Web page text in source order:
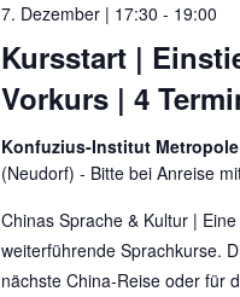
Kursstart |
Vorkurs | 4
7. Dezember | 17:30 - 19:00
Konfuzius-Institut Metropole
(Neudorf) - Bitte bei Anreise
Chinas Sprache & Kultur |
weiterführende Sprachkurse.
nächste China-Reise oder für